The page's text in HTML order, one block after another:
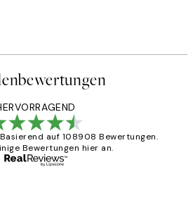
Basierend auf 108908 Bewertungen.
Bewertungen hier an.